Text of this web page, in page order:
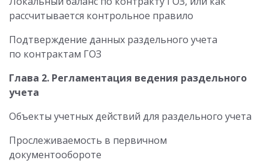
рассчитывается контрольное правило
Подтверждение данных раздельного учета
по контрактам ГОЗ
Глава 2. Регламентация ведения раздельного
учета
Объекты учетных действий для раздельного учета
Прослеживаемость в первичном
документообороте